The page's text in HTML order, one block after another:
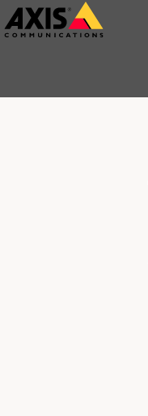
メ
イ